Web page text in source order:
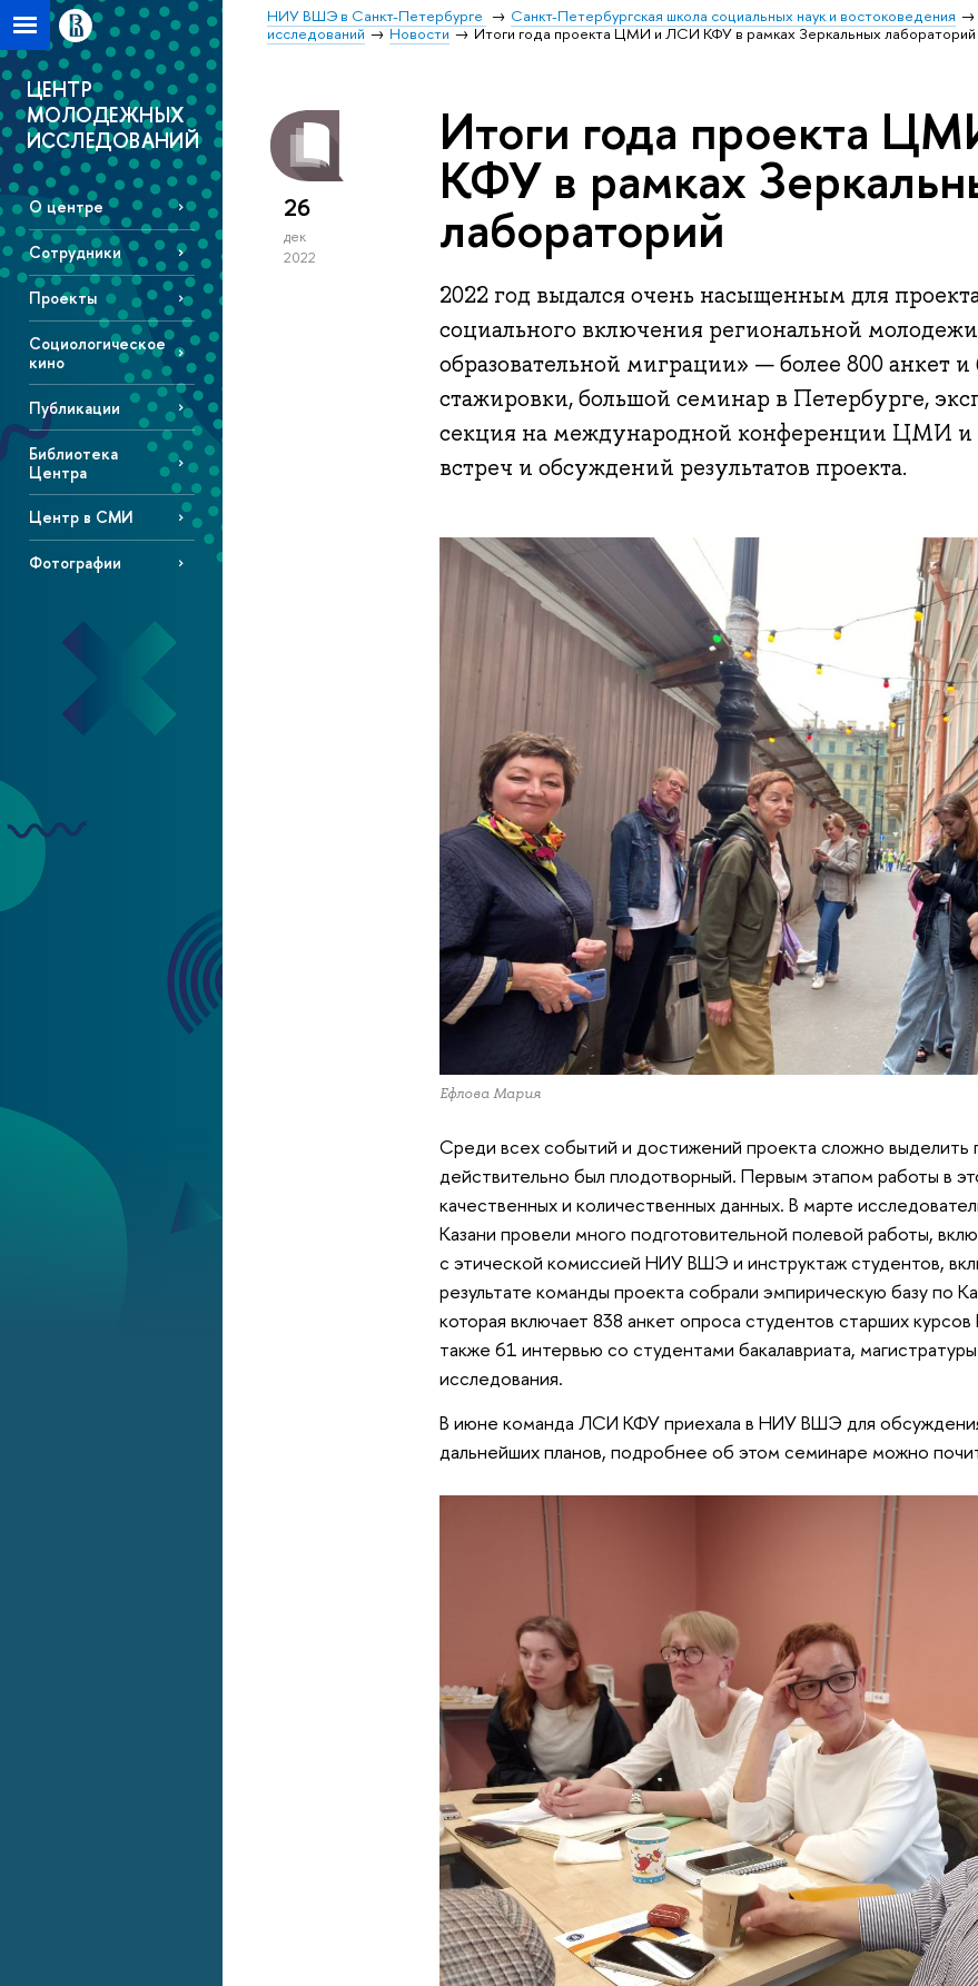
НИУ ВШЭ в Санкт-Петербурге Санкт-Петербургская школа социальных наук и востоковедения
исследований
Новости Итоги года проекта ЦМИ и ЛСИ КФУ в рамках Зеркальных лабораторий
ЦЕНТР
МОЛОДЕЖНЫХ
ИССЛЕДОВАНИЙ
О центре
Сотрудники
Проекты
Социологическое
кино
Публикации
Библиотека
Центра
Центр в СМИ
Фотографии
26
дек
2022
Итоги года проекта
КФУ в рамках
лабораторий
2022 год выдался очень насыщенным для
социального включения региональной
образовательной миграции» — более 800 анкет
стажировки, большой семинар в Петербурге,
секция на международной конференции ЦМИ и
встреч и обсуждений результатов проекта.
Ефлова Мария
Среди всех событий и достижений проекта сложно выделить
действительно был плодотворный. Первым этапом работы в
качественных и количественных данных. В марте
Казани провели много подготовительной полевой работы,
с этической комиссией НИУ ВШЭ и инструктаж студентов,
результате команды проекта собрали эмпирическую базу по
которая включает 838 анкет опроса студентов старших
также 61 интервью со студентами бакалавриата,
исследования.
В июне команда ЛСИ КФУ приехала в НИУ ВШЭ для обсуждения
дальнейших планов, подробнее об этом семинаре можно